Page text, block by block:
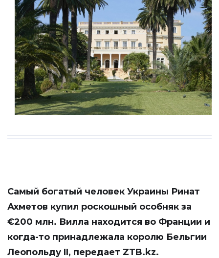
Самый богатый человек Украины Ринат
Ахметов купил роскошный особняк за
€200 млн. Вилла находится во Франции и
когда-то принадлежала королю Бельгии
Леопольду II, передает ZTB.kz.